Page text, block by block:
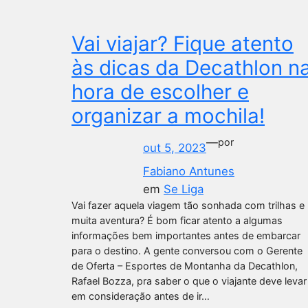
Vai viajar? Fique atento
às dicas da Decathlon
hora de escolher e
organizar a mochila!
out 5, 2023—por
Fabiano Antunes
em Se Liga
Vai fazer aquela viagem tão sonhada com trilhas e
muita aventura? É bom ficar atento a algumas
informações bem importantes antes de embarcar
para o destino. A gente conversou com o Gerente
de Oferta – Esportes de Montanha da Decathlon,
Rafael Bozza, pra saber o que o viajante deve levar
em consideração antes de ir…